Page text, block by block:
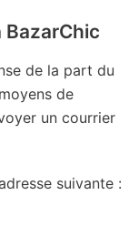
de la part du
de
un courrier
suivante :